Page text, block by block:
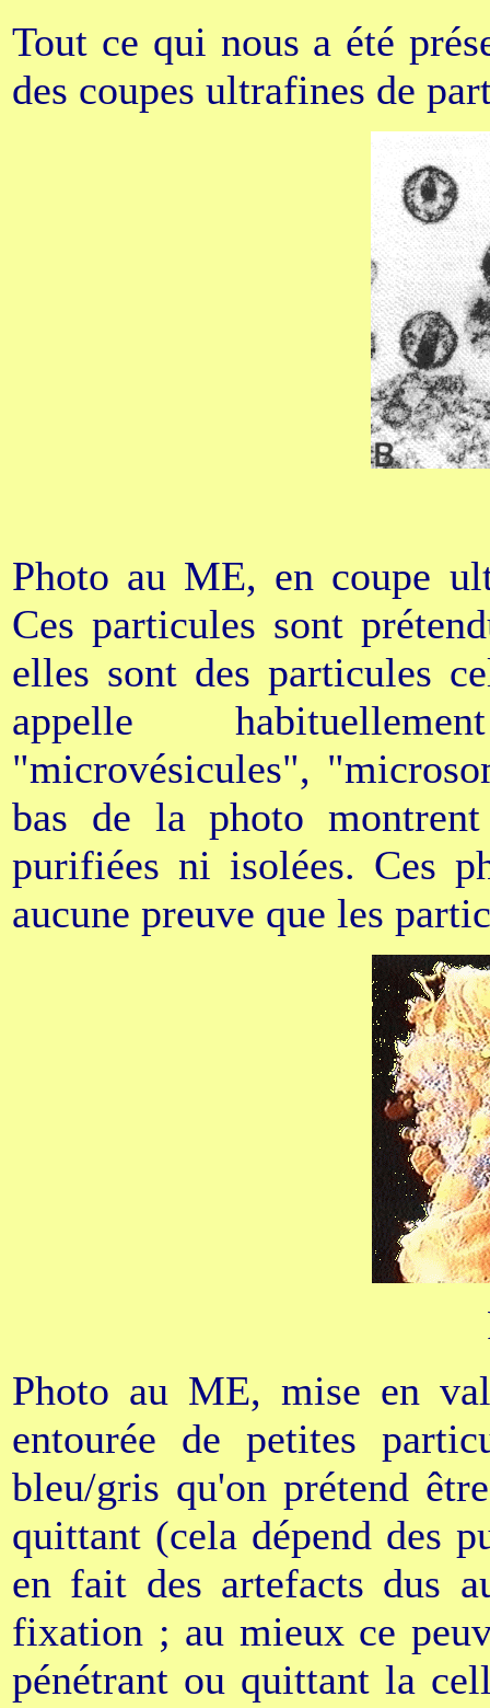
Tout ce qui nous a été
des coupes ultrafines de
Photo au ME, en coupe
Ces particules sont
elles sont des particules
appelle
"microvésicules",
bas de la photo
purifiées ni isolées. Ces
aucune preuve que les
Photo au ME, mise en
entourée de petites
bleu/gris qu'on prétend
quittant (cela dépend des
en fait des artefacts dus
fixation ; au mieux ce
pénétrant ou quittant la